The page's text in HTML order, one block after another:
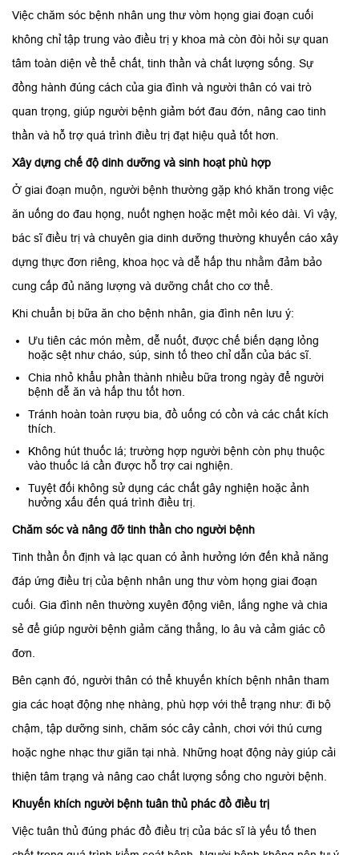
Việc chăm sóc bệnh nhân ung thư vòm họng giai đoạn cuối
không chỉ tập trung vào điều trị y khoa mà còn đòi hỏi sự quan
tâm toàn diện về thể chất, tinh thần và chất lượng sống. Sự
đồng hành đúng cách của gia đình và người thân có vai trò
quan trọng, giúp người bệnh giảm bớt đau đớn, nâng cao tinh
thần và hỗ trợ quá trình điều trị đạt hiệu quả tốt hơn.
Xây dựng chế độ dinh dưỡng và sinh hoạt phù hợp
Ở giai đoạn muộn, người bệnh thường gặp khó khăn trong việc
ăn uống do đau họng, nuốt nghẹn hoặc mệt mỏi kéo dài. Vì vậy,
bác sĩ điều trị và chuyên gia dinh dưỡng thường khuyến cáo xây
dựng thực đơn riêng, khoa học và dễ hấp thu nhằm đảm bảo
cung cấp đủ năng lượng và dưỡng chất cho cơ thể.
Khi chuẩn bị bữa ăn cho bệnh nhân, gia đình nên lưu ý:
Ưu tiên các món mềm, dễ nuốt, được chế biến dạng lỏng
hoặc sệt như cháo, súp, sinh tố theo chỉ dẫn của bác sĩ.
Chia nhỏ khẩu phần thành nhiều bữa trong ngày để người
bệnh dễ ăn và hấp thu tốt hơn.
Tránh hoàn toàn rượu bia, đồ uống có cồn và các chất kích
thích.
Không hút thuốc lá; trường hợp người bệnh còn phụ thuộc
vào thuốc lá cần được hỗ trợ cai nghiện.
Tuyệt đối không sử dụng các chất gây nghiện hoặc ảnh
hưởng xấu đến quá trình điều trị.
Chăm sóc và nâng đỡ tinh thần cho người bệnh
Tinh thần ổn định và lạc quan có ảnh hưởng lớn đến khả năng
đáp ứng điều trị của bệnh nhân ung thư vòm họng giai đoạn
cuối. Gia đình nên thường xuyên động viên, lắng nghe và chia
sẻ để giúp người bệnh giảm căng thẳng, lo âu và cảm giác cô
đơn.
Bên cạnh đó, người thân có thể khuyến khích bệnh nhân tham
gia các hoạt động nhẹ nhàng, phù hợp với thể trạng như: đi bộ
chậm, tập dưỡng sinh, chăm sóc cây cảnh, chơi với thú cưng
hoặc nghe nhạc thư giãn tại nhà. Những hoạt động này giúp cải
thiện tâm trạng và nâng cao chất lượng sống cho người bệnh.
Khuyến khích người bệnh tuân thủ phác đồ điều trị
Việc tuân thủ đúng phác đồ điều trị của bác sĩ là yếu tố then